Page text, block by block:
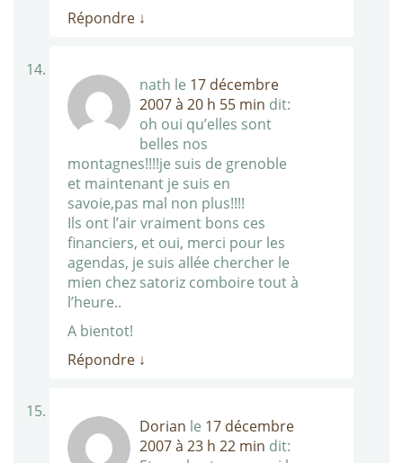
Répondre ↓
nath le 17 décembre
2007 à 20 h 55 min dit:
oh oui qu’elles sont
belles nos
montagnes!!!!je suis de grenoble
et maintenant je suis en
savoie,pas mal non plus!!!!
Ils ont l’air vraiment bons ces
financiers, et oui, merci pour les
agendas, je suis allée chercher le
mien chez satoriz comboire tout à
l’heure..
A bientot!
Répondre ↓
Dorian le 17 décembre
2007 à 23 h 22 min dit: